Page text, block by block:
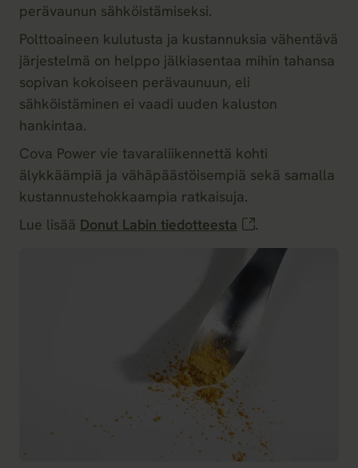
perävaunun sähköistämiseksi.
Polttoaineen kulutusta ja kustannuksia vähentävä
järjestelmä on helppo jälkiasentaa mihin tahansa
sopivan kokoiseen perävaunuun, eli
sähköistäminen ei vaadi uuden kaluston
hankintaa.
Cova Power vie tavaraliikennettä kohti
älykkäämpiä ja vähäpäästöisempiä sekä samalla
kustannustehokkaampia ratkaisuja.
Lue lisää Donut Labin tiedotteesta .